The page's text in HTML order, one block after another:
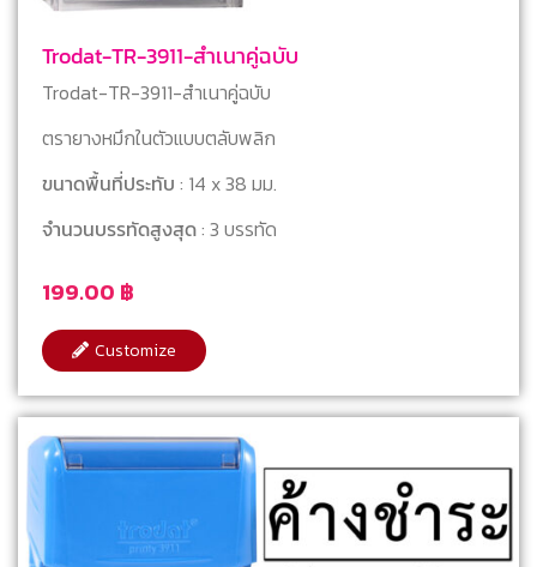
Trodat-TR-3911-สำเนาคู่ฉบับ
199.00 ฿
Trodat-TR-3911-สำเนาคู่ฉบับ
ตรายางหมึกในตัวแบบตลับพลิก
ขนาดพื้นที่ประทับ : 14 x 38 มม.
จำนวนบรรทัดสูงสุด: 3 บรรทัด
Customize